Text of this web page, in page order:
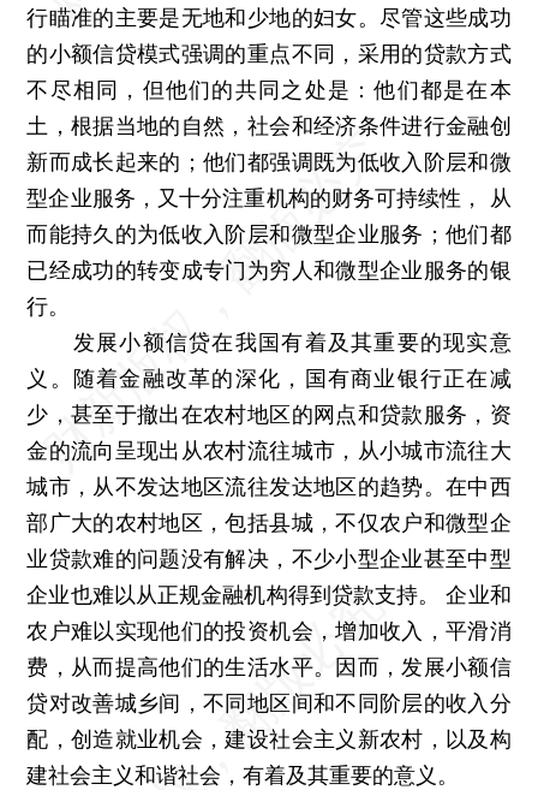
行瞄准的主要是无地和少地的妇女。尽管这些成功
的小额信贷模式强调的重点不同，采用的贷款方式
不尽相同，但他们的共同之处是：他们都是在本
土，根据当地的自然，社会和经济条件进行金融创
新而成长起来的；他们都强调既为低收入阶层和微
型企业服务，又十分注重机构的财务可持续性， 从
而能持久的为低收入阶层和微型企业服务；他们都
已经成功的转变成专门为穷人和微型企业服务的银
行。
发展小额信贷在我国有着及其重要的现实意
义。随着金融改革的深化，国有商业银行正在减
少，甚至于撤出在农村地区的网点和贷款服务，资
金的流向呈现出从农村流往城市，从小城市流往大
城市，从不发达地区流往发达地区的趋势。在中西
部广大的农村地区，包括县城，不仅农户和微型企
业贷款难的问题没有解决，不少小型企业甚至中型
企业也难以从正规金融机构得到贷款支持。 企业和
农户难以实现他们的投资机会，增加收入，平滑消
费，从而提高他们的生活水平。因而，发展小额信
贷对改善城乡间，不同地区间和不同阶层的收入分
配，创造就业机会，建设社会主义新农村，以及构
建社会主义和谐社会，有着及其重要的意义。